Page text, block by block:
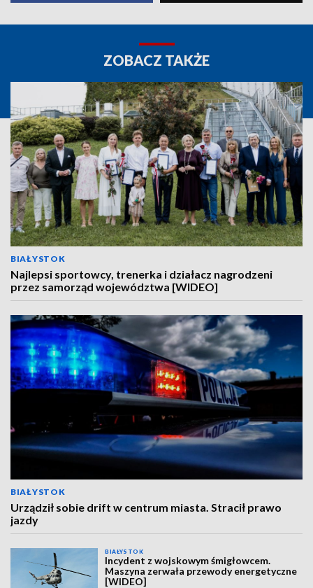
ZOBACZ TAKŻE
BIAŁYSTOK
Najlepsi sportowcy, trenerka i działacz nagrodzeni
przez samorząd województwa [WIDEO]
BIAŁYSTOK
Urządził sobie drift w centrum miasta. Stracił prawo
jazdy
BIAŁYSTOK
Incydent z wojskowym śmigłowcem.
Maszyna zerwała przewody energetyczne
[WIDEO]